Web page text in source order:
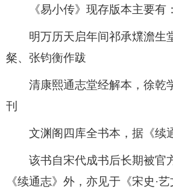
《易小传》现存版本主要有：
明万历天启年间祁承㸁澹生
粲、张钧衡作跋
清康熙通志堂经解本，徐乾
刊
文渊阁四库全书本，据《续
该书自宋代成书后长期被官
《续通志》外，亦见于《宋史·